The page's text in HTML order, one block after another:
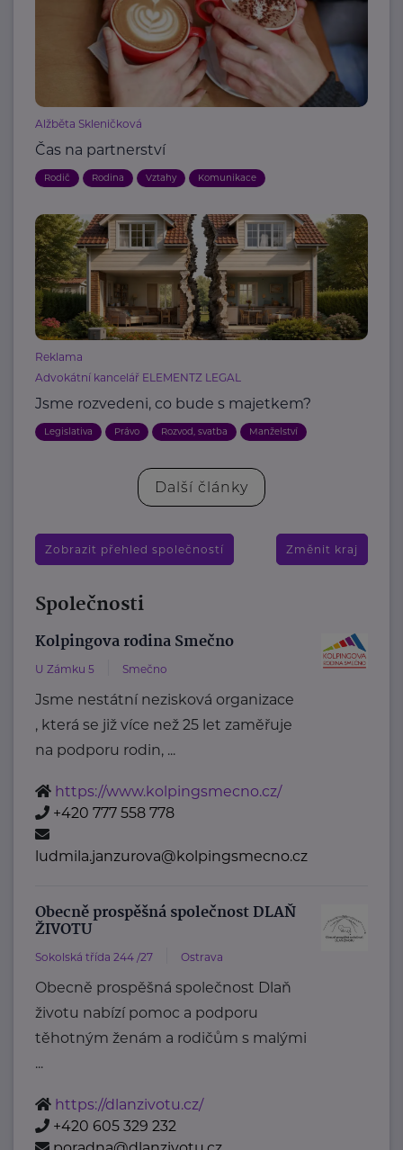
Alžběta Skleničková
Čas na partnerství
Rodič Rodina Vztahy Komunikace
Reklama
Advokátní kancelář ELEMENTZ LEGAL
Jsme rozvedeni, co bude s majetkem?
Legislativa Právo Rozvod, svatba Manželství
Další články
Zobrazit přehled společností Změnit kraj
Společnosti
Kolpingova rodina Smečno
U Zámku 5 Smečno
Jsme nestátní nezisková organizace
, která se již více než 25 let zaměřuje
na podporu rodin, ...
https://www.kolpingsmecno.cz/
+420 777 558 778
ludmila.janzurova@kolpingsmecno.cz
Obecně prospěšná společnost DLAŇ
ŽIVOTU
Sokolská třída 244 /27 Ostrava
Obecně prospěšná společnost Dlaň
životu nabízí pomoc a podporu
těhotným ženám a rodičům s malými
...
https://dlanzivotu.cz/
+420 605 329 232